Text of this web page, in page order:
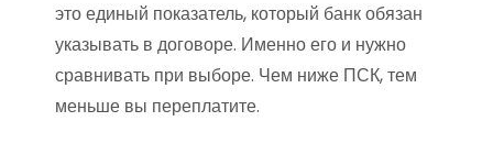
это единый показатель, который банк обязан
указывать в договоре. Именно его и нужно
сравнивать при выборе. Чем ниже ПСК, тем
меньше вы переплатите.